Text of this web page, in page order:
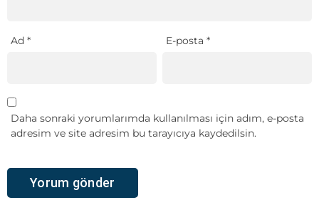
Ad * E-posta*
Daha sonraki yorumlarımda kullanılması için adım, e-posta
adresim ve site adresim bu tarayıcıya kaydedilsin.